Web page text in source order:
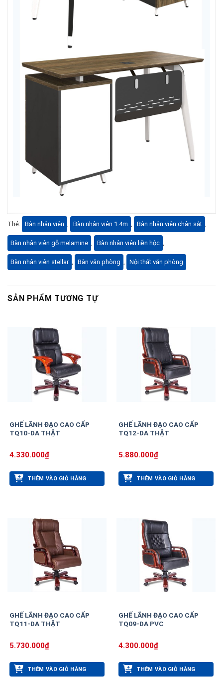
Thẻ: Bàn nhân viên Bàn nhân viên 1.4m Bàn nhân viên chân sắt
Bàn nhân viên gỗ melamine Bàn nhân viên liền hộc
Bàn nhân viên stellar Bàn văn phòng Nội thất văn phòng
SẢN PHẨM TƯƠNG TỰ
GHẾ LÃNH ĐẠO CAO CẤP
TQ10-DA THẬT
4.330.000₫
THÊM VÀO GIỎ HÀNG
GHẾ LÃNH ĐẠO CAO CẤP
TQ12-DA THẬT
5.880.000₫
THÊM VÀO GIỎ HÀNG
GHẾ LÃNH ĐẠO CAO CẤP
TQ11-DA THẬT
5.730.000₫
THÊM VÀO GIỎ HÀNG
GHẾ LÃNH ĐẠO CAO CẤP
TQ09-DA PVC
4.300.000₫
THÊM VÀO GIỎ HÀNG